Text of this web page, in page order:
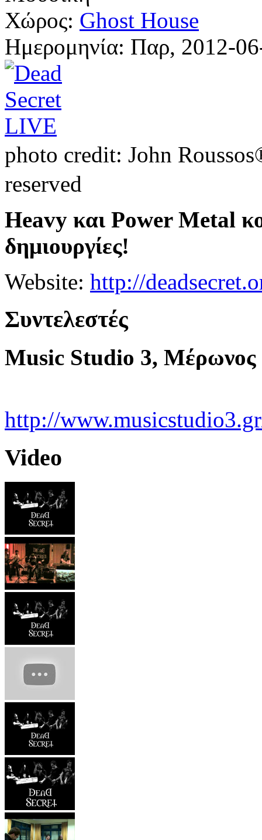
Χώρος: Ghost House
Ημερομηνία: Παρ, 2012-
photo credit: John
reserved
Heavy και Power Metal
δημιουργίες!
Website: http://
Συντελεστές
Music Studio 3, Μέρωνος
http://
Video